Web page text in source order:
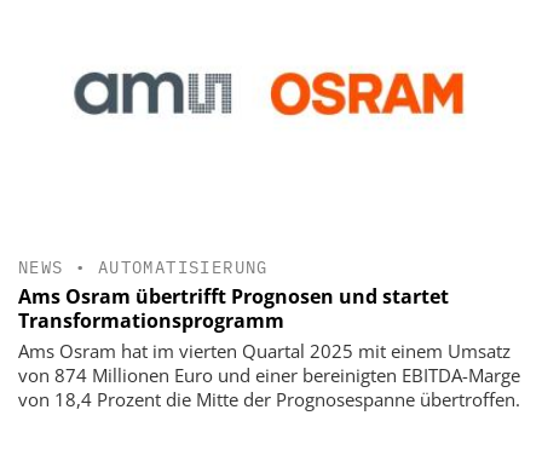
NEWS • AUTOMATISIERUNG
Ams Osram übertrifft Prognosen und startet
Transformationsprogramm
Ams Osram hat im vierten Quartal 2025 mit einem Umsatz
von 874 Millionen Euro und einer bereinigten EBITDA-Marge
von 18,4 Prozent die Mitte der Prognosespanne übertroffen.